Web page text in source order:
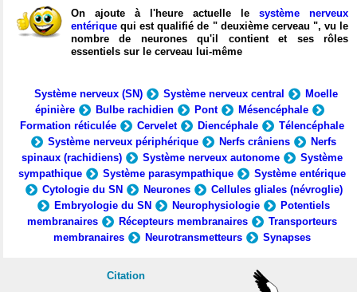
On ajoute à l'heure actuelle le système nerveux
entérique qui est qualifié de " deuxième cerveau ", vu le
nombre de neurones qu'il contient et ses rôles
essentiels sur le cerveau lui-même
Système nerveux (SN) Système nerveux central
Moelle
épinière
Bulbe rachidien Pont
Mésencéphale
Formation réticulée
Cervelet Diencéphale
Télencéphale
Système nerveux périphérique
Nerfs crâniens
Nerfs
spinaux (rachidiens)
Système nerveux autonome
Système
sympathique
Système parasympathique
Système entérique
Cytologie du SN
Neurones
Cellules gliales (névroglie)
Embryologie du SN
Neurophysiologie
Potentiels
membranaires
Récepteurs membranaires
Transporteurs
membranaires
Neurotransmetteurs Synapses
Citation